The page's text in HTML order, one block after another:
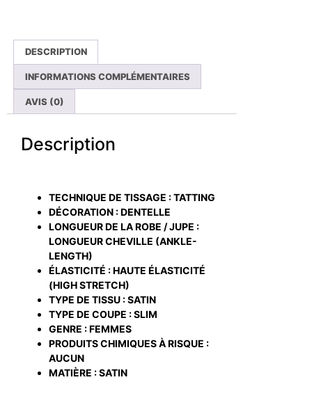
DESCRIPTION
INFORMATIONS COMPLÉMENTAIRES
AVIS (0)
Description
TECHNIQUE DE TISSAGE : TATTING
DÉCORATION : DENTELLE
LONGUEUR DE LA ROBE / JUPE :
LONGUEUR CHEVILLE (ANKLE-
LENGTH)
ÉLASTICITÉ : HAUTE ÉLASTICITÉ
(HIGH STRETCH)
TYPE DE TISSU : SATIN
TYPE DE COUPE : SLIM
GENRE : FEMMES
PRODUITS CHIMIQUES À RISQUE :
AUCUN
MATIÈRE : SATIN